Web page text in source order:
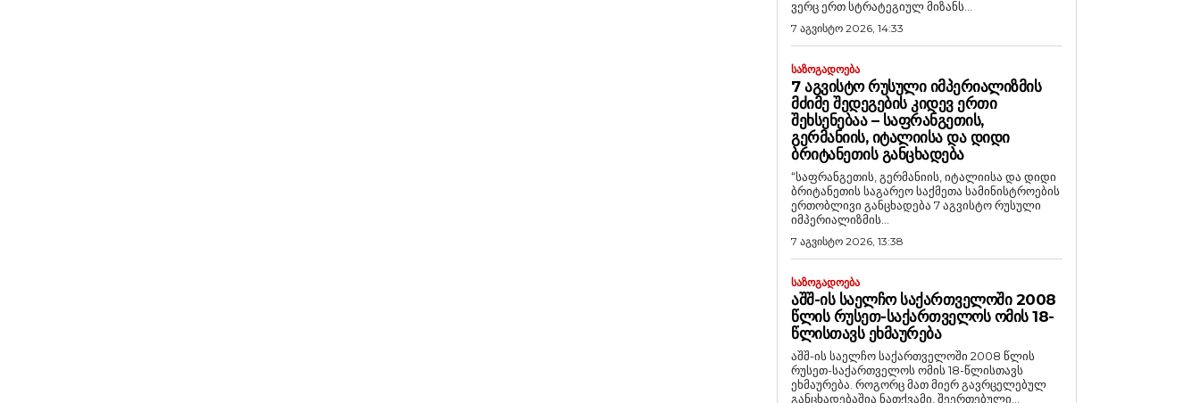
ვერც ერთ სტრატეგიულ მიზანს...
7 აგვისტო 2026, 14:33
ᲡᲐᲖᲝᲒᲐᲓᲝᲔᲑᲐ
7 ᲐᲒᲕᲘᲡᲢᲝ ᲠᲣᲡᲣᲚᲘ ᲘᲛᲞᲔᲠᲘᲐᲚᲘᲖᲛᲘᲡ
ᲛᲫᲘᲛᲔ ᲨᲔᲓᲔᲒᲔᲑᲘᲡ ᲙᲘᲓᲔᲕ ᲔᲠᲗᲘ
ᲨᲔᲮᲡᲔᲜᲔᲑᲐᲐ – ᲡᲐᲤᲠᲐᲜᲒᲔᲗᲘᲡ,
ᲒᲔᲠᲛᲐᲜᲘᲘᲡ, ᲘᲢᲐᲚᲘᲘᲡᲐ ᲓᲐ ᲓᲘᲓᲘ
ᲑᲠᲘᲢᲐᲜᲔᲗᲘᲡ ᲒᲐᲜᲪᲮᲐᲓᲔᲑᲐ
“საფრანგეთის, გერმანიის, იტალიისა და დიდი
ბრიტანეთის საგარეო საქმეთა სამინისტროების
ერთობლივი განცხადება 7 აგვისტო რუსული
იმპერიალიზმის...
7 აგვისტო 2026, 13:38
ᲡᲐᲖᲝᲒᲐᲓᲝᲔᲑᲐ
ᲐᲨᲨ-ᲘᲡ ᲡᲐᲔᲚᲩᲝ ᲡᲐᲥᲐᲠᲗᲕᲔᲚᲝᲨᲘ 2008
ᲬᲚᲘᲡ ᲠᲣᲡᲔᲗ-ᲡᲐᲥᲐᲠᲗᲕᲔᲚᲝᲡ ᲝᲛᲘᲡ 18-
ᲬᲚᲘᲡᲗᲐᲕᲡ ᲔᲮᲛᲐᲣᲠᲔᲑᲐ
აშშ-ის საელჩო საქართველოში 2008 წლის
რუსეთ-საქართველოს ომის 18-წლისთავს
ეხმაურება. როგორც მათ მიერ გავრცელებულ
განცხადებაშია ნათქვამი, შეერთებული...